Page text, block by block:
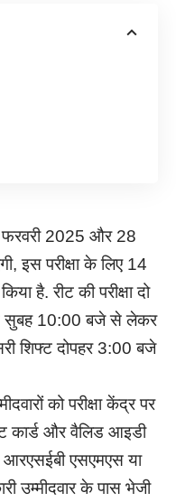
फरवरी 2025 और 28
इस परीक्षा के लिए 14
है. रीट की परीक्षा दो
सुबह 10:00 बजे से लेकर
शिफ्ट दोपहर 3:00 बजे
को परीक्षा केंद्र पर
कार्ड और वैलिड आइडी
एसएमएस या
उम्मीदवार के पास भेजी